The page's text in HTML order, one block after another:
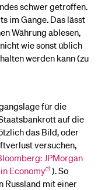
schwer getroffen.
im Gange. Das lässt
Währung ablesen,
wie sonst üblich
werden kann (zu
für die
auf die
das Bild, oder
versuchen,
JPMorgan
Economy ). So
Russland mit einer